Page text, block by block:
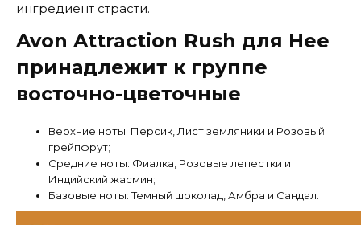
ингредиент страсти.
Avon Attraction Rush для Нее
принадлежит к группе
восточно-цветочные
Верхние ноты: Персик, Лист земляники и Розовый
грейпфрут;
Средние ноты: Фиалка, Розовые лепестки и
Индийский жасмин;
Базовые ноты: Темный шоколад, Амбра и Сандал.